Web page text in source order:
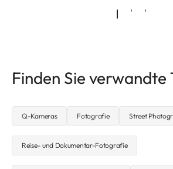
Finden Sie verwandte
Q-Kameras Fotografie Street
Reise- und Dokumentar-Fotografie